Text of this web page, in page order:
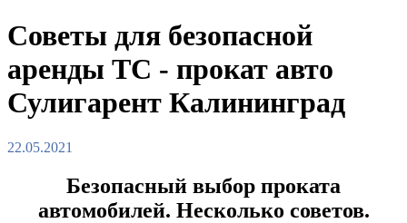
Советы для безопасной
аренды ТС - прокат авто
Сулигарент Калининград
22.05.2021
Безопасный выбор проката
автомобилей. Несколько советов.